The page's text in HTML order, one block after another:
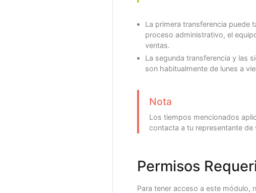
La primera transferencia puede
proceso administrativo, el
ventas.
La segunda transferencia y las
son habitualmente de lunes a
Nota
Los tiempos mencionados
contacta a tu representante de
Permisos
Para tener acceso a este módulo,